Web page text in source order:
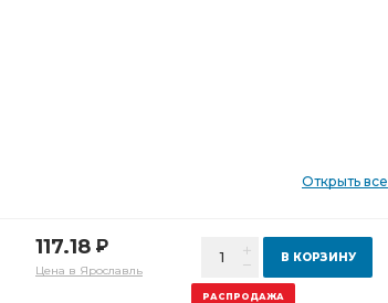
Открыть все
РАСПРОДАЖА
Цена в Ярославль
117.18 Р
В КОРЗИНУ